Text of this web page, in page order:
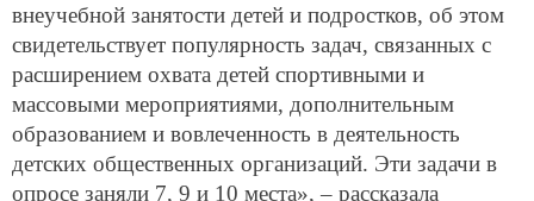
внеучебной занятости детей и подростков, об этом
свидетельствует популярность задач, связанных с
расширением охвата детей спортивными и
массовыми мероприятиями, дополнительным
образованием и вовлеченность в деятельность
детских общественных организаций. Эти задачи в
опросе заняли 7, 9 и 10 места», – рассказала